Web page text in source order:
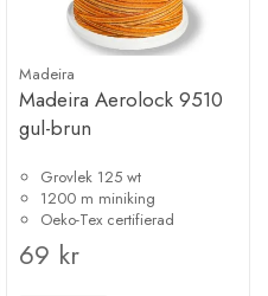
Madeira
Madeira Aerolock 9510
gul-brun
Grovlek 125 wt
1200 m miniking
Oeko-Tex certifierad
69 kr